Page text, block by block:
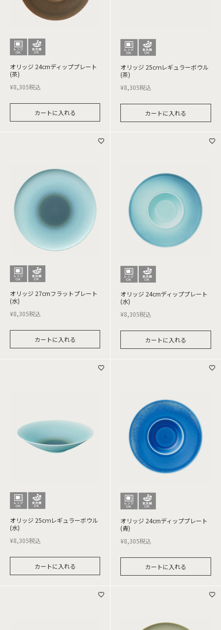
オリッジ 24cmディッププレート
(茶)
¥8,305税込
カートに入れる
オリッジ 25cｍレギュラーボウル
(茶)
¥8,305税込
カートに入れる
オリッジ 27cmフラットプレート
(水)
¥8,305税込
カートに入れる
オリッジ 24cmディッププレート
(水)
¥8,305税込
カートに入れる
オリッジ 25cｍレギュラーボウル
(水)
¥8,305税込
カートに入れる
オリッジ 24cmディッププレート
(青)
¥8,305税込
カートに入れる